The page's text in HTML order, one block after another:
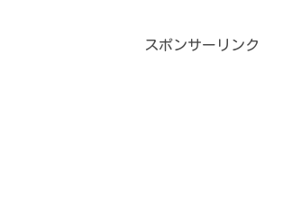
スポンサーリンク